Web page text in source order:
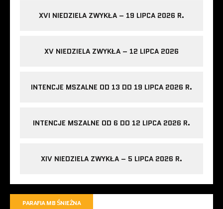
XVI NIEDZIELA ZWYKŁA – 19 LIPCA 2026 R.
XV NIEDZIELA ZWYKŁA – 12 LIPCA 2026
INTENCJE MSZALNE OD 13 DO 19 LIPCA 2026 R.
INTENCJE MSZALNE OD 6 DO 12 LIPCA 2026 R.
XIV NIEDZIELA ZWYKŁA – 5 LIPCA 2026 R.
PARAFIA MB ŚNIEŻNA